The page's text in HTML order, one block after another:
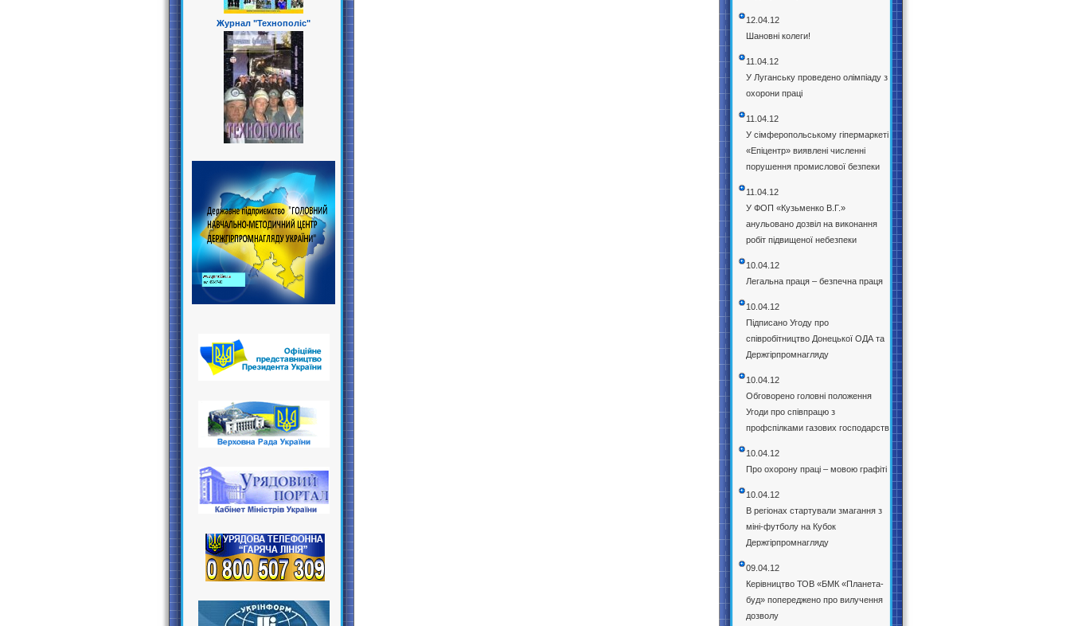
Журнал "Технополіс"
12.04.12
Шановні колеги!
11.04.12
У Луганську проведено олімпіаду з
охорони праці
11.04.12
У сімферопольському гіпермаркеті
«Епіцентр» виявлені численні
порушення промислової безпеки
11.04.12
У ФОП «Кузьменко В.Г.»
анульовано дозвіл на виконання
робіт підвищеної небезпеки
10.04.12
Легальна праця – безпечна праця
10.04.12
Підписано Угоду про
співробітництво Донецької ОДА та
Держгірпромнагляду
10.04.12
Обговорено головні положення
Угоди про співпрацю з
профспілками газових господарств
10.04.12
Про охорону праці – мовою графіті
10.04.12
В регіонах стартували змагання з
міні-футболу на Кубок
Держгірпромнагляду
09.04.12
Керівництво ТОВ «БМК «Планета-
буд» попереджено про вилучення
дозволу